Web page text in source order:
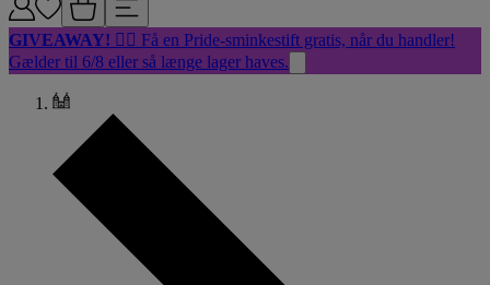
GIVEAWAY! 🏳️‍🌈 Få en Pride-sminkestift gratis, når du handler!
Gælder til 6/8 eller så længe lager haves.